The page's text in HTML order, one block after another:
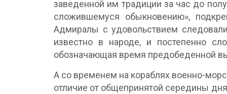
заведенной им традиции за час до
сложившемуся обыкновению»,
Адмиралы с удовольствием
известно в народе, и постепенно
обозначающая время предобеденной
А со временем на кораблях военно-
отличие от общепринятой середины